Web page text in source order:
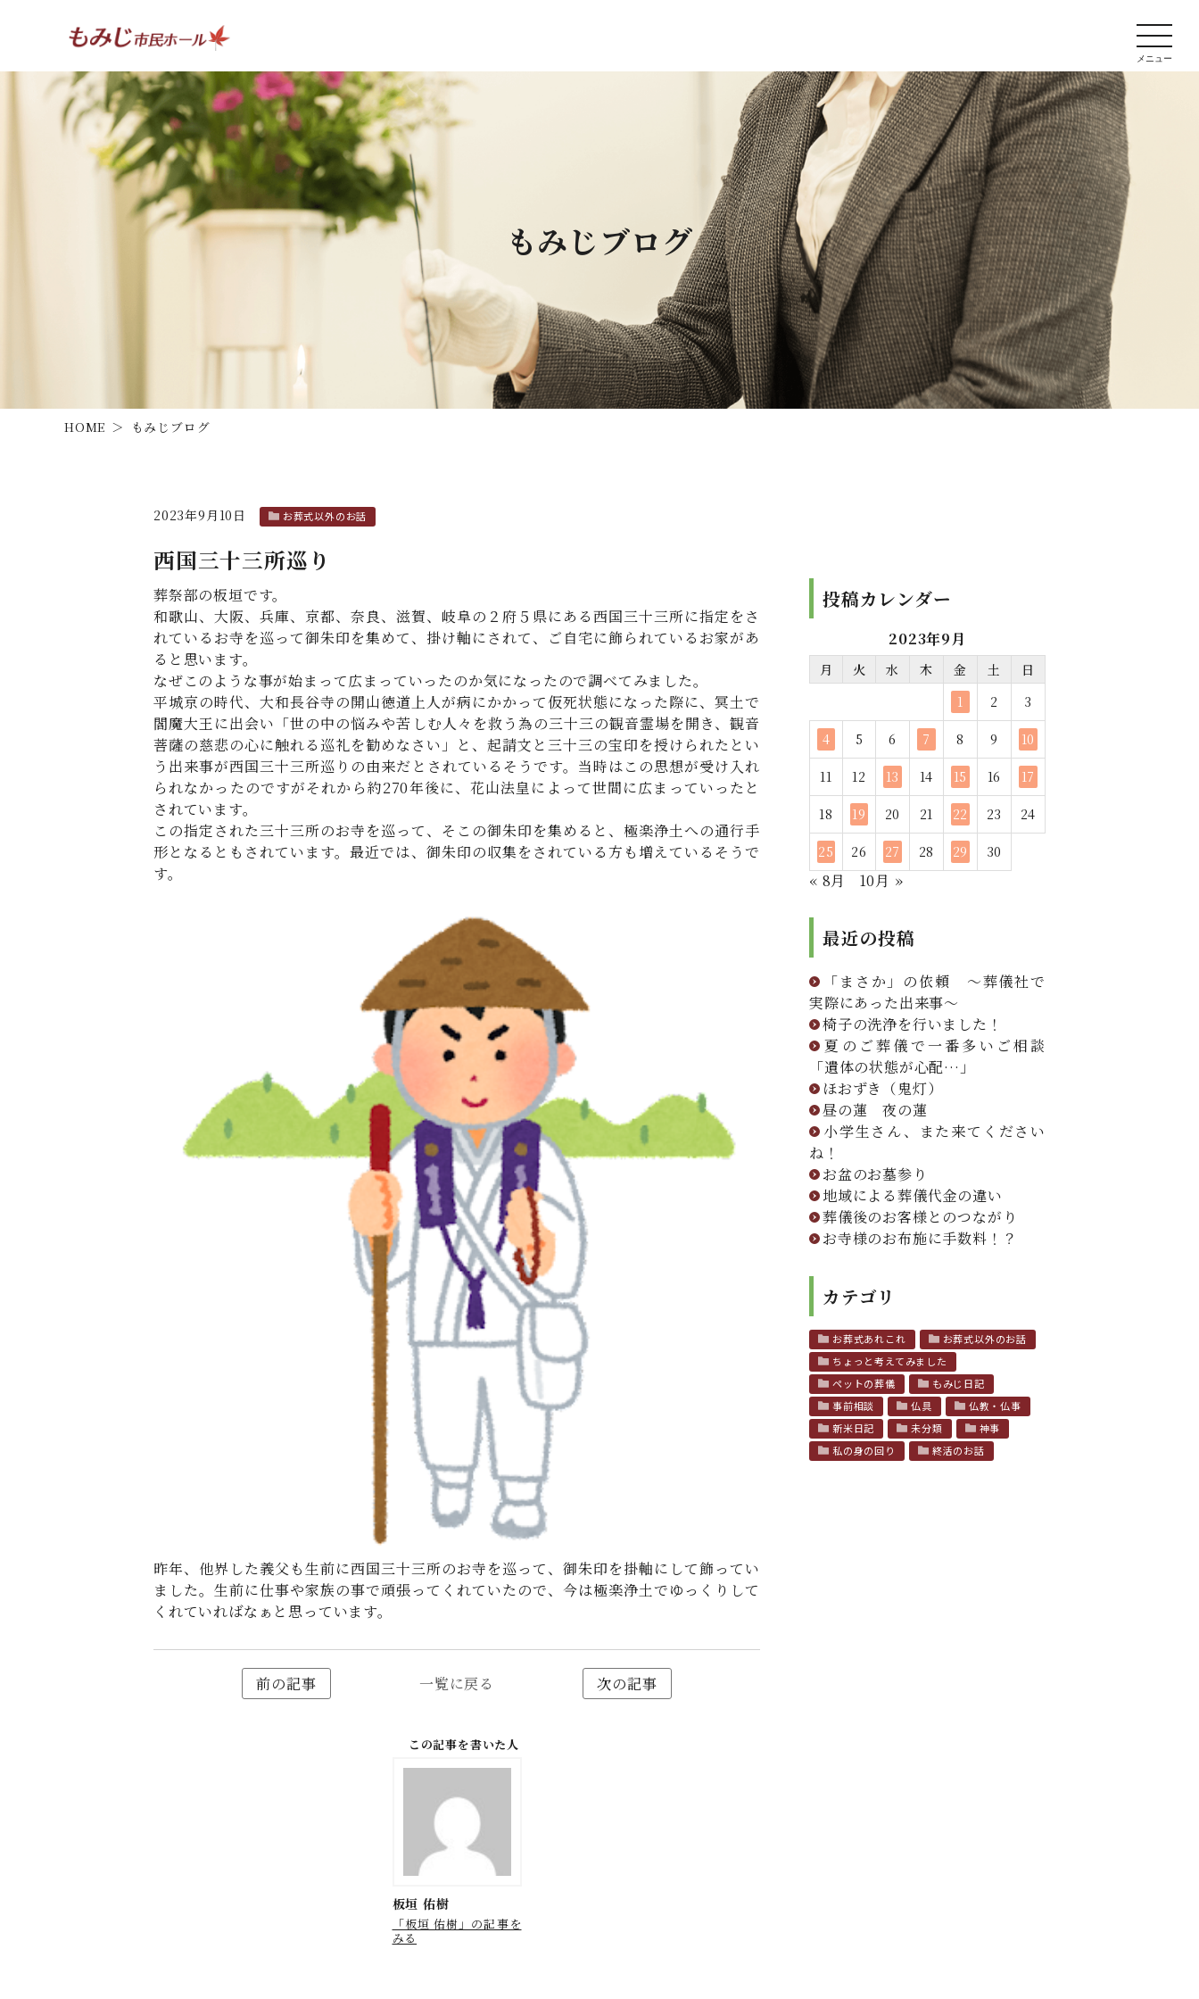
もみじブログ
HOME もみじブログ
2023年9月10日 お葬式以外のお話
西国三十三所巡り
葬祭部の板垣です。
和歌山、大阪、兵庫、京都、奈良、滋賀、岐阜の２府５県にある西国三十三所に指定をさ
れているお寺を巡って御朱印を集めて、掛け軸にされて、ご自宅に飾られているお家があ
ると思います。
なぜこのような事が始まって広まっていったのか気になったので調べてみました。
平城京の時代、大和長谷寺の開山徳道上人が病にかかって仮死状態になった際に、冥土で
閻魔大王に出会い「世の中の悩みや苦しむ人々を救う為の三十三の観音霊場を開き、観音
菩薩の慈悲の心に触れる巡礼を勧めなさい」と、起請文と三十三の宝印を授けられたとい
う出来事が西国三十三所巡りの由来だとされているそうです。当時はこの思想が受け入れ
られなかったのですがそれから約270年後に、花山法皇によって世間に広まっていったと
されています。
この指定された三十三所のお寺を巡って、そこの御朱印を集めると、極楽浄土への通行手
形となるともされています。最近では、御朱印の収集をされている方も増えているそうで
す。
昨年、他界した義父も生前に西国三十三所のお寺を巡って、御朱印を掛軸にして飾ってい
ました。生前に仕事や家族の事で頑張ってくれていたので、今は極楽浄土でゆっくりして
くれていればなぁと思っています。
前の記事 一覧に戻る 次の記事
この記事を書いた人
板垣 佑樹
「板垣 佑樹」の記事を
みる
投稿カレンダー
2023年9月
月 火 水 木 金 土
日
1
2 3
4 5 6 7 8 9 10
11 12 13 14 15 16 17
18 19 20 21 22 23 24
25 26 27 28 29 30
« 8月 10月 »
最近の投稿
「まさか」の依頼 ～葬儀社で
実際にあった出来事～
椅子の洗浄を行いました！
夏のご葬儀で一番多いご相談
「遺体の状態が心配…」
ほおずき（鬼灯）
昼の蓮 夜の蓮
小学生さん、また来てください
ね！
お盆のお墓参り
地域による葬儀代金の違い
葬儀後のお客様とのつながり
お寺様のお布施に手数料！？
カテゴリ
お葬式あれこれ
お葬式以外のお話
ちょっと考えてみました
ペットの葬儀
もみじ日記
事前相談
仏具
仏教・仏事
新米日記
未分類
神事
私の身の回り
終活のお話